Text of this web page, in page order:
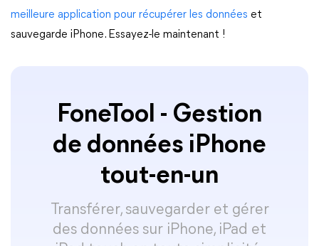
meilleure application pour récupérer les données et
sauvegarde iPhone. Essayez-le maintenant !
FoneTool - Gestion
de données iPhone
tout-en-un
Transférer, sauvegarder et gérer
des données sur iPhone, iPad et